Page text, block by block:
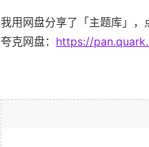
我用网盘分享了「主题库」，
夸克网盘： https://